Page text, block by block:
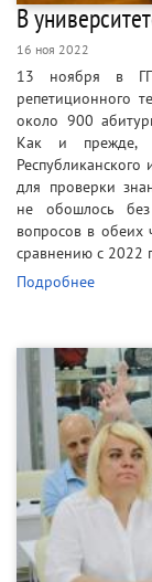
В
16 ноя 2022
13 ноября в
репетиционного
около 900
Как и прежде,
для проверки
не обошлось без
вопросов в обеих
сравнению с 2022
Подробнее